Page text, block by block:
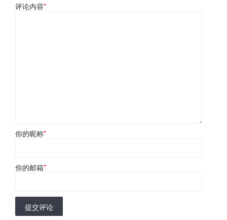
评论内容*
你的昵称*
你的邮箱*
提交评论